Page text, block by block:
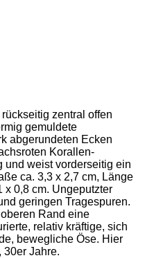
zentral offen
gemuldete
abgerundeten Ecken
Korallen-
und weist vorderseitig ein
ca. 3,3 x 2,7 cm, Länge
x 0,8 cm. Ungeputzter
geringen Tragespuren.
Rand eine
relativ kräftige, sich
bewegliche Öse. Hier
30er Jahre.